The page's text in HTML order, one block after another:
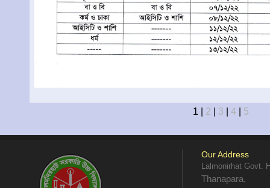
1 2 3 4| 5
Our Address
Lalmonirhat Govt.
Thanapara,